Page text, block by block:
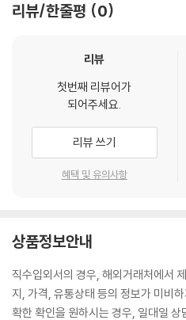
리뷰/한줄평 0
리뷰
첫번째 리뷰어가
되어주세요.
리뷰 쓰기
혜택 및 유의사항
상품정보안내
직수입외서의 경우, 해외거래처에서
지, 가격, 유통상태 등의 정보가 미비
확한 확인을 원하시는 경우, 일대일